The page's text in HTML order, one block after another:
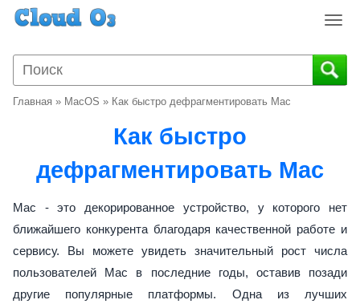
T
g
g
a
t
i
o
Главная » MacOS » Как быстро дефрагментировать Mac
Как быстро
дефрагментировать Mac
Mac - это декорированное устройство, у которого нет
ближайшего конкурента благодаря качественной работе и
сервису. Вы можете увидеть значительный рост числа
пользователей Mac в последние годы, оставив позади
другие популярные платформы. Одна из лучших